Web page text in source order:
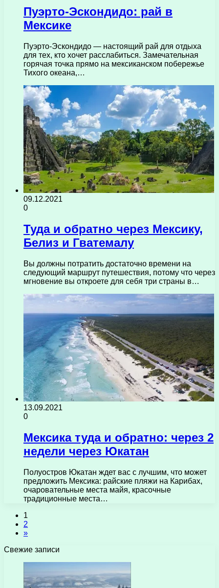
Пуэрто-Эскондидо: рай в
Мексике
Пуэрто-Эскондидо — настоящий рай для отдыха
для тех, кто хочет расслабиться. Замечательная
горячая точка прямо на мексиканском побережье
Тихого океана,…
09.12.2021
0
Туда и обратно через Мексику,
Белиз и Гватемалу
Вы должны потратить достаточно времени на
следующий маршрут путешествия, потому что через
мгновение вы откроете для себя три страны в…
13.09.2021
0
Мексика туда и обратно: через 2
недели через Юкатан
Полуостров Юкатан ждет вас с лучшим, что может
предложить Мексика: райские пляжи на Карибах,
очаровательные места майя, красочные
традиционные места…
1
2
»
Свежие записи